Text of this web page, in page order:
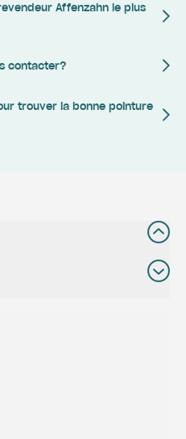
Affenzahn le plus
contacter?
trouver la bonne pointure